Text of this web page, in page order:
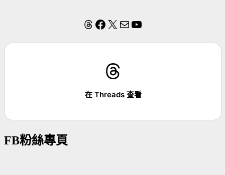
Threads
Facebook
X 電子郵件YouTube
在 Threads 查看
FB粉絲專頁